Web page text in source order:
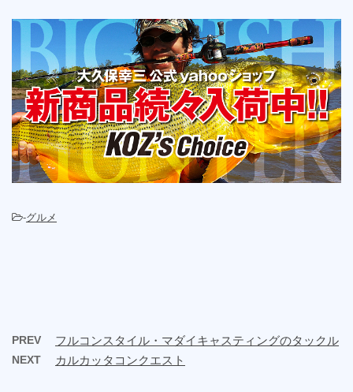
-グルメ
PREV フルコンスタイル・マダイキャスティングのタックル
NEXT カルカッタコンクエスト